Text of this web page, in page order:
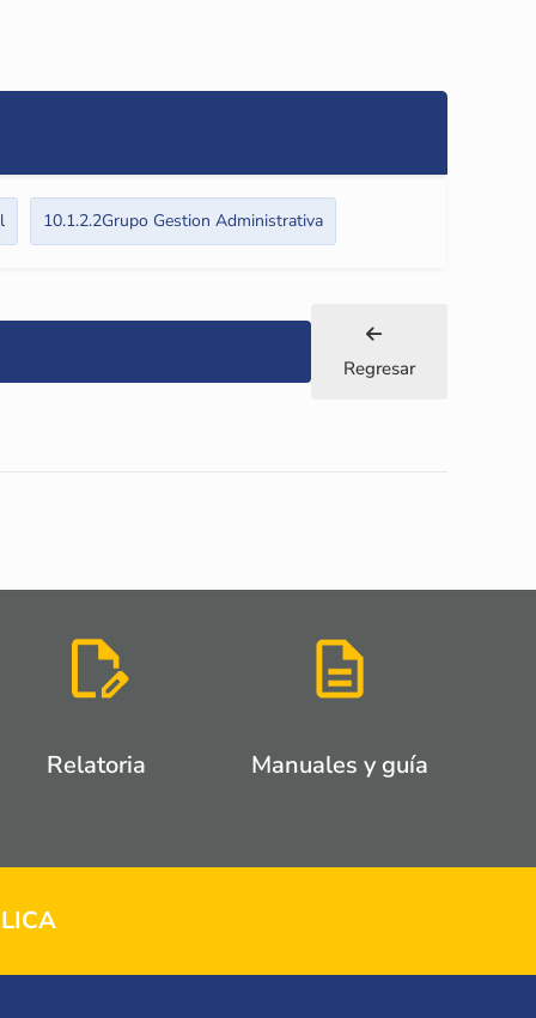
10.1.2.2Grupo Gestion Administrativa
Regresar
Relatoria Manuales y guía